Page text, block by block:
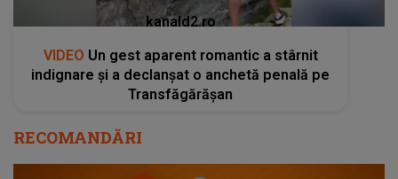
kanald2.ro
VIDEO Un gest aparent romantic a stârnit
indignare și a declanșat o anchetă penală pe
Transfăgărășan
RECOMANDĂRI